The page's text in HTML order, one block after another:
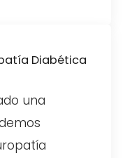
Diabética
una